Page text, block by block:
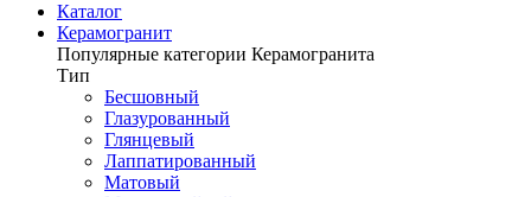
Каталог
Керамогранит
Популярные категории Керамогранита
Тип
Бесшовный
Глазурованный
Глянцевый
Лаппатированный
Матовый